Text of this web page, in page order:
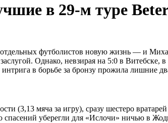
в 29-м туре
футболистов новую жизнь — и
Однако, невзирая на 5:0 в
в борьбе за бронзу прожила лишние
(3,13 мяча за игру), сразу шестеро
спасений уберегли для «Ислочи» ничью в